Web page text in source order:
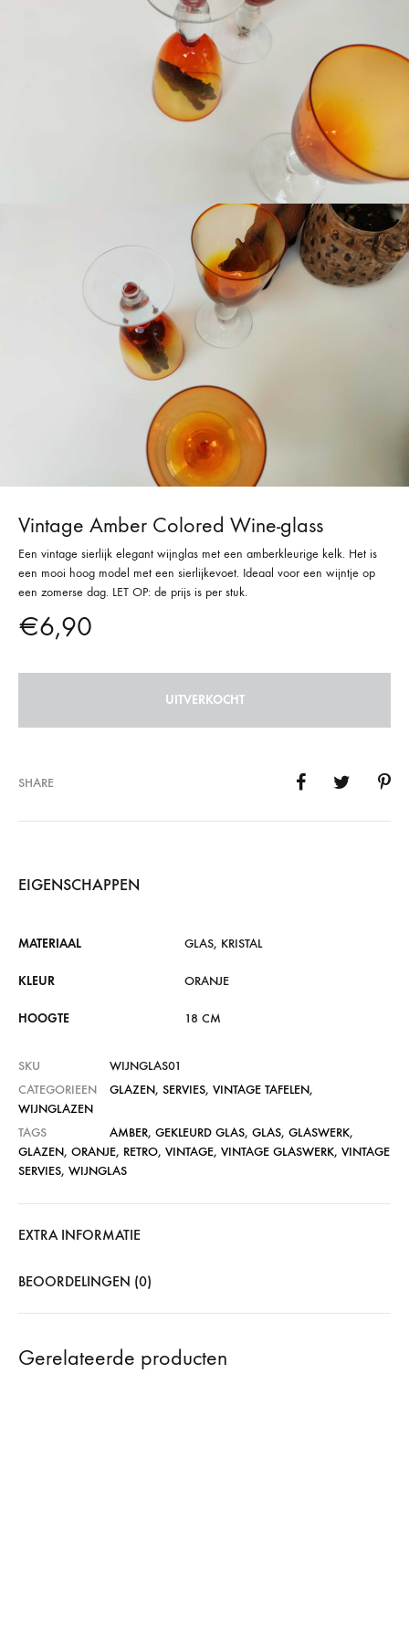
Vintage Amber Colored Wine-glass
Een vintage sierlijk elegant wijnglas met een amberkleurige kelk. Het is
een mooi hoog model met een sierlijkevoet. Ideaal voor een wijntje op
een zomerse dag. LET OP: de prijs is per stuk.
€6,90
UITVERKOCHT
SHARE
EIGENSCHAPPEN
MATERIAAL GLAS, KRISTAL
KLEUR ORANJE
HOOGTE 18 CM
SKU
WIJNGLAS01
CATEGORIEEN
GLAZEN, SERVIES, VINTAGE TAFELEN,
WIJNGLAZEN
TAGS
AMBER, GEKLEURD GLAS, GLAS, GLASWERK,
GLAZEN, ORANJE, RETRO, VINTAGE, VINTAGE GLASWERK, VINTAGE
SERVIES, WIJNGLAS
EXTRA INFORMATIE
BEOORDELINGEN (0)
Gerelateerde producten